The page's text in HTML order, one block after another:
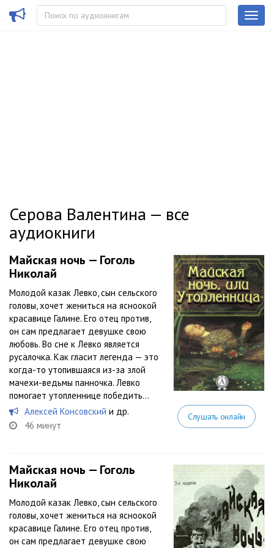
Серова Валентина — все
аудиокниги
Майская ночь — Гоголь
Николай
Молодой казак Левко, сын сельского
головы, хочет жениться на ясноокой
красавице Галине. Его отец против,
он сам предлагает девушке свою
любовь. Во сне к Левко является
русалочка. Как гласит легенда — это
когда-то утопившаяся из-за злой
мачехи-ведьмы панночка. Левко
помогает утопленнице победить...
Алексей Консовский и др.
46 минут
Слушать онлайн
Майская ночь — Гоголь
Николай
Молодой казак Левко, сын сельского
головы, хочет жениться на ясноокой
красавице Галине. Его отец против,
он сам предлагает девушке свою